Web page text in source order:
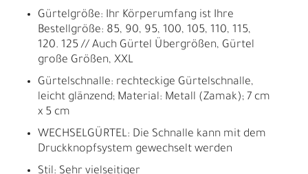
Gürtelgröße: Ihr Körperumfang ist Ihre
Bestellgröße: 85, 90, 95, 100, 105, 110, 115,
120. 125 // Auch Gürtel Übergrößen, Gürtel
große Größen, XXL
Gürtelschnalle: rechteckige Gürtelschnalle,
leicht glänzend; Material: Metall (Zamak); 7 cm
x 5 cm
WECHSELGÜRTEL: Die Schnalle kann mit dem
Druckknopfsystem gewechselt werden
Stil: Sehr vielseitiger